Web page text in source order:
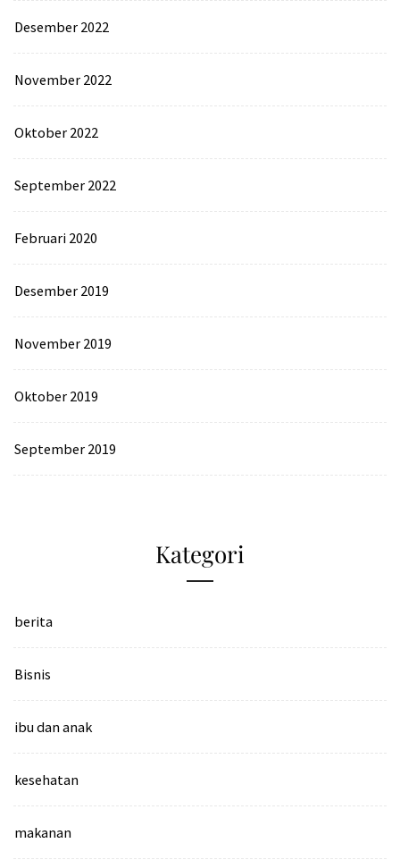
Desember 2022
November 2022
Oktober 2022
September 2022
Februari 2020
Desember 2019
November 2019
Oktober 2019
September 2019
Kategori
berita
Bisnis
ibu dan anak
kesehatan
makanan